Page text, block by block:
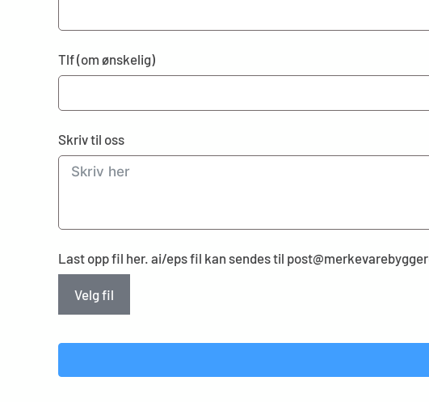
Tlf (om ønskelig)
Skriv til oss
Last opp fil her. ai/eps fil kan sendes til
Velg fil